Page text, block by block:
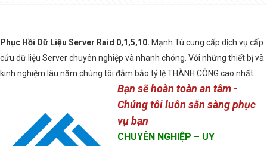
Phục Hồi Dữ Liệu Server Raid 0,1,5,10. Mạnh Tú cung cấp dịch vụ cấp
cứu dữ liệu Server chuyên nghiệp và nhanh chóng. Với những thiết bị và
kinh nghiệm lâu năm chúng tôi đảm bảo tỷ lệ THÀNH CÔNG cao nhất
Bạn sẽ hoàn toàn an tâm -
Chúng tôi luôn sẵn sàng phục
vụ bạn
CHUYÊN NGHIỆP – UY